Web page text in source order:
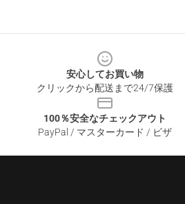
安心してお買い物
クリックから配送まで24/7保護
100％安全なチェックアウト
PayPal / マスターカード / ビザ